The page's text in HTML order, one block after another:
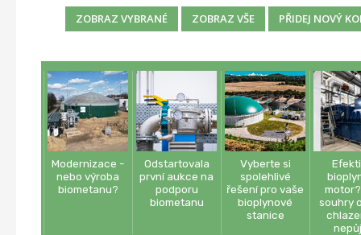
Modernizace -
nebo výroba
biometanu?
Odstartovala
první aukce na
podporu
biometanu
Vyberte si
spolehlivé
řešení pro vaše
bioplynové
stanice
souhry